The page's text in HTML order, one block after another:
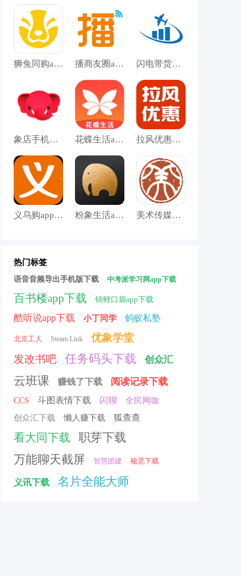
狮兔同购app下载 播商友圈app下载 闪电带货手机版下载
象店手机版下载 花蝶生活app下载 拉风优惠手机版下载
义乌购app下载 粉象生活app下载 美术传媒手机版下载
热门标签
语音音频导出手机版下载
中考派学习网app下载
百书楼app下载 锦鲤口袋app下载
酷听说app下载 小丁同学 蚂蚁私塾
北京工人 Steam Link
优象学堂
发改书吧
任务码头下载 创众汇
云班课 赚钱了下载 阅读记录下载
CCS 斗图表情下载 闪聊
全民网咖
创众汇下载
懒人赚下载 狐查查
看大同下载
职芽下载
万能聊天截屏
智慧团建 秘觅下载
义讯下载 名片全能大师